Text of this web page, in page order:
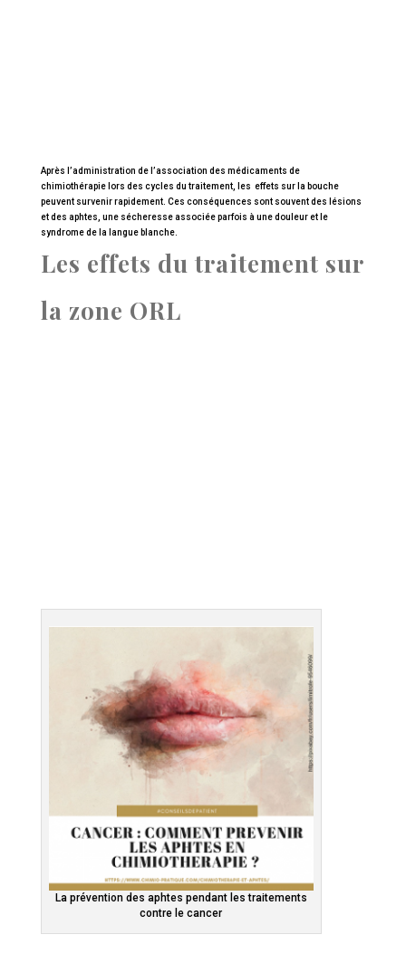
Après l’administration de l’association des médicaments de
chimiothérapie lors des cycles du traitement, les effets sur la bouche
peuvent survenir rapidement. Ces conséquences sont souvent des lésions
et des aphtes, une sécheresse associée parfois à une douleur et le
syndrome de la langue blanche.
Les effets du traitement sur
la zone ORL
La prévention des aphtes pendant les traitements
contre le cancer